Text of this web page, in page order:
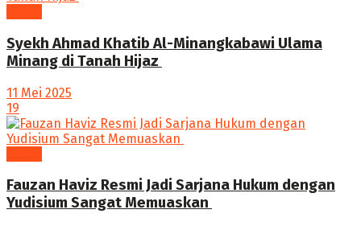
Syekh Ahmad Khatib Al-Minangkabawi Ulama
Minang di Tanah Hijaz ‎
11 Mei 2025
19
Fauzan Haviz Resmi Jadi Sarjana Hukum dengan
Yudisium Sangat Memuaskan